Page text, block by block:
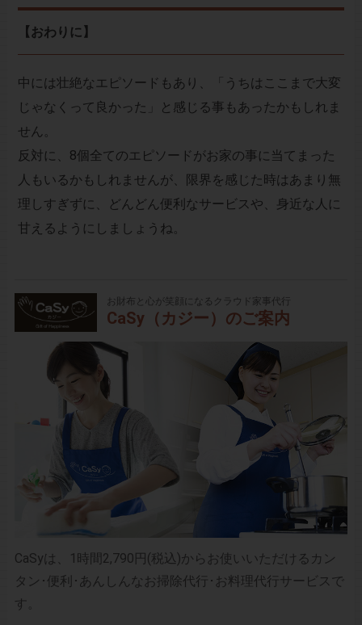
【おわりに】
中には壮絶なエピソードもあり、「うちはここまで大変
じゃなくって良かった」と感じる事もあったかもしれま
せん。
反対に、8個全てのエピソードがお家の事に当てまった
人もいるかもしれませんが、限界を感じた時はあまり無
理しすぎずに、どんどん便利なサービスや、身近な人に
甘えるようにしましょうね。
お財布と心が笑顔になるクラウド家事代行
CaSy（カジー）のご案内
CaSyは、1時間2,790円(税込)からお使いいただけるカン
タン･便利･あんしんなお掃除代行･お料理代行サービスで
す。